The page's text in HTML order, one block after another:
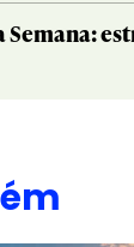
Semana: